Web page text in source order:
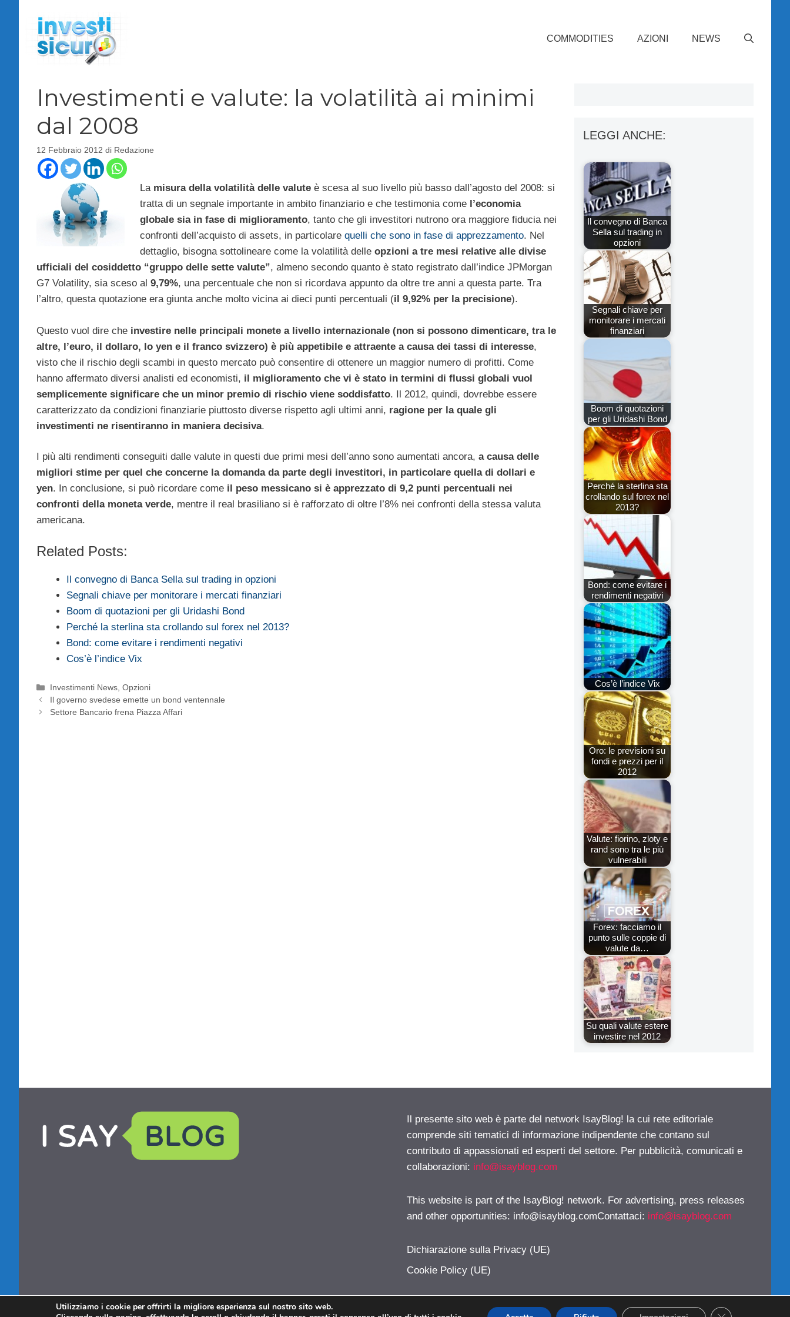
contenuto
COMMODITIES AZIONI NEWS
Investimenti e valute: la volatilità ai minimi
dal 2008
12 Febbraio 2012 di Redazione
La misura della volatilità delle valuteè scesa al suo livello più basso dall’agosto del 2008: si
tratta di un segnale importante in ambito finanziario e che testimonia comel’economia
globale sia in fase di miglioramento, tanto che gli investitori nutrono ora maggiore fiducia nei
confronti dell’acquisto di assets, in particolare quelli che sono in fase di apprezzamento. Nel
dettaglio, bisogna sottolineare come la volatilità delleopzioni a tre mesi relative alle divise
ufficiali del cosiddetto “gruppo delle sette valute”, almeno secondo quanto è stato registrato dall’indice JPMorgan
G7 Volatility, sia sceso al 9,79%, una percentuale che non si ricordava appunto da oltre tre anni a questa parte. Tra
l’altro, questa quotazione era giunta anche molto vicina ai dieci punti percentuali (il 9,92% per la precisione).
Questo vuol dire che investire nelle principali monete a livello internazionale (non si possono dimenticare, tra le
altre, l’euro, il dollaro, lo yen e il franco svizzero) è più appetibile e attraente a causa dei tassi di interesse,
visto che il rischio degli scambi in questo mercato può consentire di ottenere un maggior numero di profitti. Come
hanno affermato diversi analisti ed economisti, il miglioramento che vi è stato in termini di flussi globali vuol
semplicemente significare che un minor premio di rischio viene soddisfatto. Il 2012, quindi, dovrebbe essere
caratterizzato da condizioni finanziarie piuttosto diverse rispetto agli ultimi anni, ragione per la quale gli
investimenti ne risentiranno in maniera decisiva.
I più alti rendimenti conseguiti dalle valute in questi due primi mesi dell’anno sono aumentati ancora, a causa delle
migliori stime per quel che concerne la domanda da parte degli investitori, in particolare quella di dollari e
yen. In conclusione, si può ricordare come il peso messicano si è apprezzato di 9,2 punti percentuali nei
confronti della moneta verde, mentre il real brasiliano si è rafforzato di oltre l’8% nei confronti della stessa valuta
americana.
Related Posts:
Il convegno di Banca Sella sul trading in opzioni
Segnali chiave per monitorare i mercati finanziari
Boom di quotazioni per gli Uridashi Bond
Perché la sterlina sta crollando sul forex nel 2013?
Bond: come evitare i rendimenti negativi
Cos’è l’indice Vix
Categorie
Investimenti News,Opzioni
Il governo svedese emette un bond ventennale
Settore Bancario frena Piazza Affari
LEGGI ANCHE:
Il convegno di Banca
Sella sul trading in
opzioni
Segnali chiave per
monitorare i mercati
finanziari
Boom di quotazioni
per gli Uridashi Bond
Perché la sterlina sta
crollando sul forex nel
2013?
Bond: come evitare i
rendimenti negativi
Cos’è l’indice Vix
Oro: le previsioni su
fondi e prezzi per il
2012
Valute: fiorino, zloty e
rand sono tra le più
vulnerabili
Forex: facciamo il
punto sulle coppie di
valute da…
Su quali valute estere
investire nel 2012
Il presente sito web è parte del network IsayBlog! la cui rete editoriale
comprende siti tematici di informazione indipendente che contano sul
contributo di appassionati ed esperti del settore. Per pubblicità, comunicati e
collaborazioni: info@isayblog.com
This website is part of the IsayBlog! network. For advertising, press releases
and other opportunities: info@isayblog.comContattaci: info@isayblog.com
Dichiarazione sulla Privacy (UE)
Cookie Policy (UE)
Utilizziamo i cookie per offrirti la migliore esperienza sul nostro sito web.
CLOSE GDPR